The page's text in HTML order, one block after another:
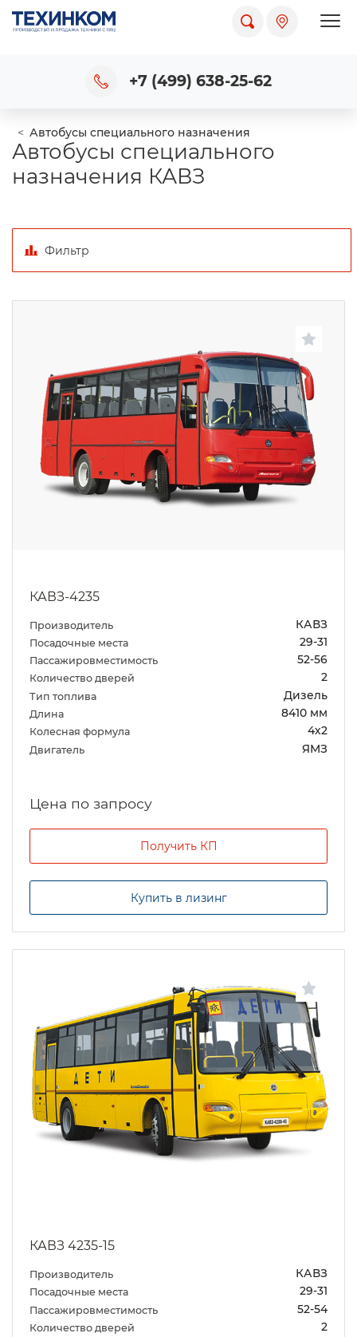
+7 (499) 638-25-62
Автобусы специального назначения
Автобусы специального
назначения КАВЗ
Фильтр
КАВЗ-4235
Производитель КАВЗ
Посадочные места 29-31
Пассажировместимость 52-56
Количество дверей 2
Тип топлива Дизель
Длина 8410 мм
Колесная формула 4х2
Двигатель ЯМЗ
Цена по запросу
Получить КП
Купить в лизинг
КАВЗ 4235-15
Производитель КАВЗ
Посадочные места 29-31
Пассажировместимость 52-54
Количество дверей 2